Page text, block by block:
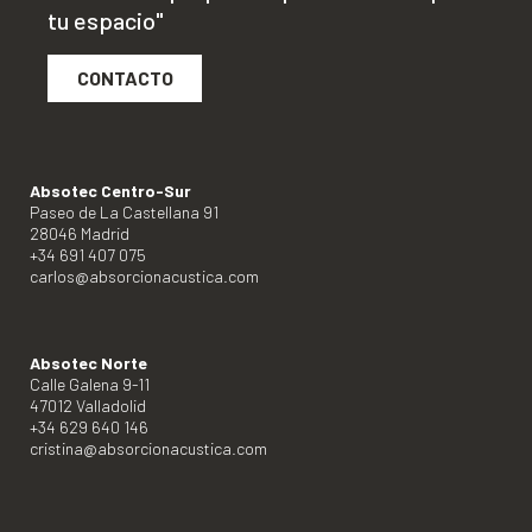
tu espacio"
CONTACTO
Absotec Centro-Sur
Paseo de La Castellana 91
28046 Madrid
+34 691 407 075
carlos@absorcionacustica.com
Absotec Norte
Calle Galena 9-11
47012 Valladolid
+34 629 640 146
cristina@absorcionacustica.com